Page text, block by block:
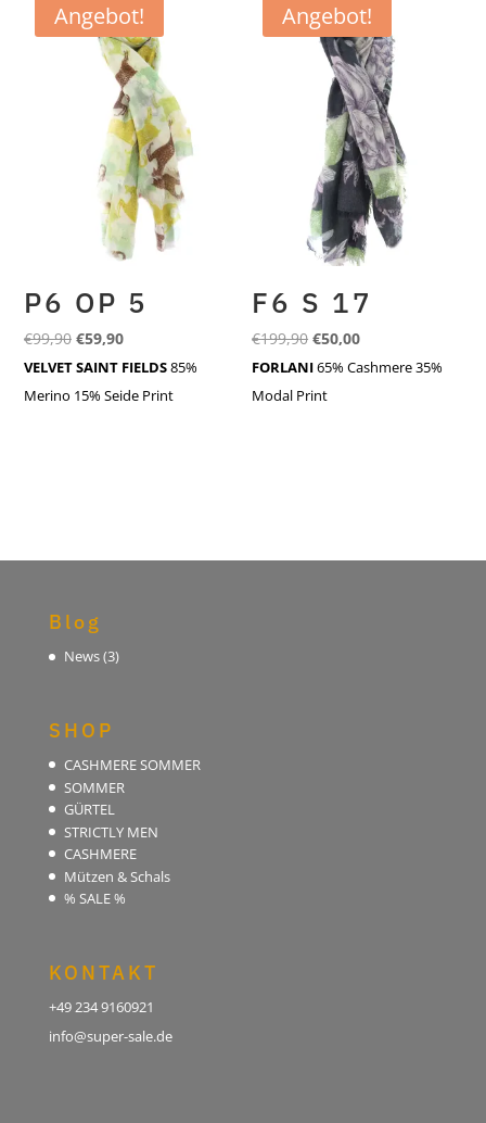
Angebot!
P6 OP 5
€99,90 Ursprünglicher
Preis
war:
€59,90Aktueller
Preis
ist:
VELVET SAINT FIELDS85%
Merino 15% Seide Print
Angebot!
F6 S 17
€199,90 Ursprünglicher
Preis
war:
€50,00Aktueller
Preis
FORLANI65% Cashmere 35%
Modal Print
Blog
News(3)
SHOP
CASHMERE SOMMER
SOMMER
GÜRTEL
STRICTLY MEN
CASHMERE
Mützen & Schals
% SALE %
KONTAKT
+49 234 9160921
info@super-sale.de